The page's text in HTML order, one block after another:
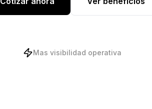
Mas visibilidad operativa